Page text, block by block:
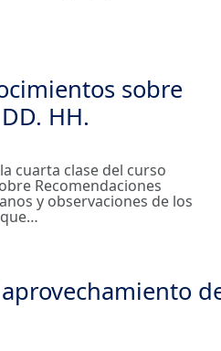
sobre
HH.
cuarta clase del curso
Recomendaciones
y observaciones de los
que…